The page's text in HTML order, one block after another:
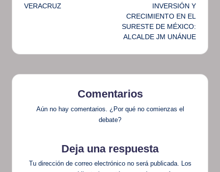
entradas
VERACRUZ
INVERSIÓN Y
CRECIMIENTO EN EL
SURESTE DE MÉXICO:
ALCALDE JM UNÁNUE
Comentarios
Aún no hay comentarios. ¿Por qué no comienzas el
debate?
Deja una respuesta
Tu dirección de correo electrónico no será publicada. Los